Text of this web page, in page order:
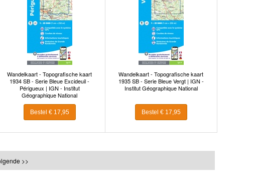
Wandelkaart - Topografische kaart
1934 SB - Serie Bleue Excideuil -
Périgueux | IGN - Institut
Géographique National
Bestel € 17,95
Wandelkaart - Topografische kaart
1935 SB - Serie Bleue Vergt | IGN -
Institut Géographique National
Bestel € 17,95
>>